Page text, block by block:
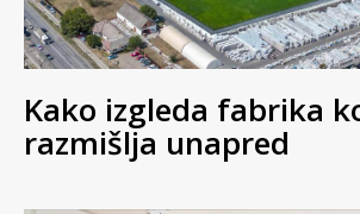
Kako izgleda fabrika
razmišlja unapred